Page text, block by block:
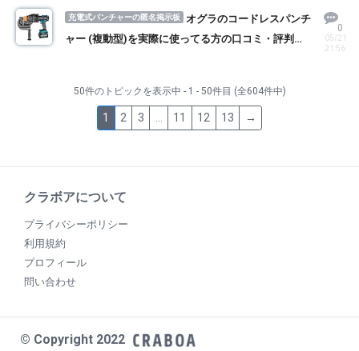
充電式パンチャーの匿名掲示板
オグラのコードレスパンチ
ャー (複動型)を実際に使ってる方の口コミ・評判を
0
05/21
21:56
50件のトピックを表示中 - 1 - 50件目 (全604件中)
1 2 3 11 12 13 →
クラボアについて
プライバシーポリシー
利用規約
プロフィール
問い合わせ
© Copyright 2022